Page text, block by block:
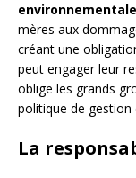
environnementale
mères aux
créant une
peut engager leur
oblige les grands
politique de gestion
La